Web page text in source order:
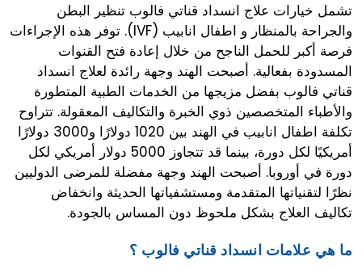
تشمل خيارات علاج انسداد قناتي فالوب تنظير البطن
والجراحة بالمنظار و اطفال انابيب (IVF). توفر هذه الإجراءات
فرصة أكبر للحمل الناجح من خلال إعادة فتح القنوات
المسدودة بفعالية. أصبحت الهند وجهة رائدة لعلاج انسداد
قناتي فالوب بفضل مزيجها من الخدمات الطبية المتطورة
والأطباء المتخصصين ذوي الخبرة والتكاليف المعقولة. تتراوح
تكلفة اطفال انابيب في الهند بين 1020 دولارًا و3000 دولارًا
أمريكيًا لكل دورة، بينما قد تتجاوز 5000 دولار أمريكي لكل
دورة في أوروبا. أصبحت الهند وجهة مفضلة للمرضى الدوليين
نظرًا لتقنياتها المتقدمة ومستشفياتها الحديثة وانخفاض
تكاليف العلاج بشكل ملحوظ دون المساس بالجودة.
ما هي علامات انسداد قناتي فالوب ؟